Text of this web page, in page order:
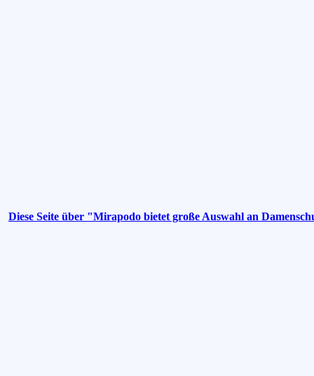
Diese Seite über "Mirapodo bietet große Auswahl an